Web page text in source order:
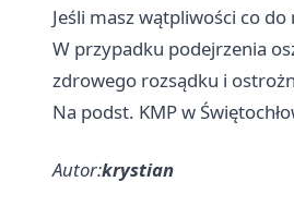
Jeśli masz wątpliwości co
W przypadku podejrzenia
zdrowego rozsądku i
Na podst. KMP w
Autor:krystian